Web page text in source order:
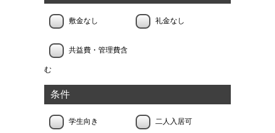
敷金なし 礼金なし
共益費・管理費含
む
条件
学生向き 二人入居可